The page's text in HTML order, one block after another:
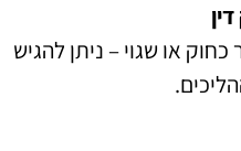
או שגוי – ניתן להגיש